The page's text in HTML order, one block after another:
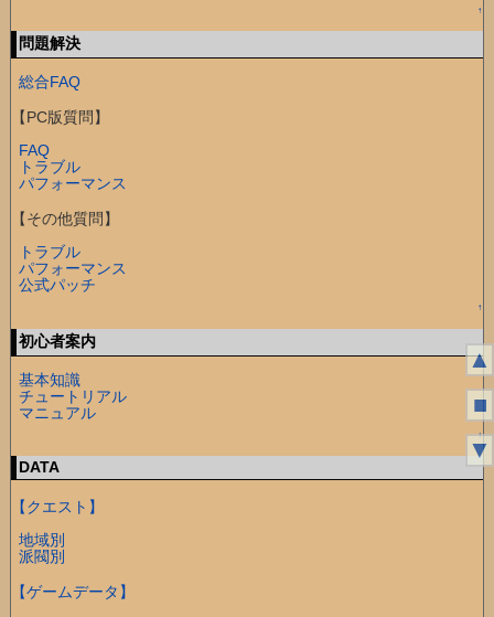
↑
問題解決
総合FAQ
【PC版質問】
FAQ
トラブル
パフォーマンス
【その他質問】
トラブル
パフォーマンス
公式パッチ
↑
初心者案内
基本知識
チュートリアル
マニュアル
↑
DATA
【クエスト】
地域別
派閥別
【ゲームデータ】
▲
■
▼